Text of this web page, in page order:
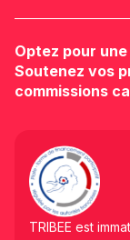
Optez pour
Soutenez vos
commissions
TRIBEE est